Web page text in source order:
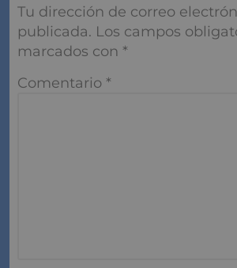
Tu dirección de correo
publicada. Los campos
marcados con *
Comentario *